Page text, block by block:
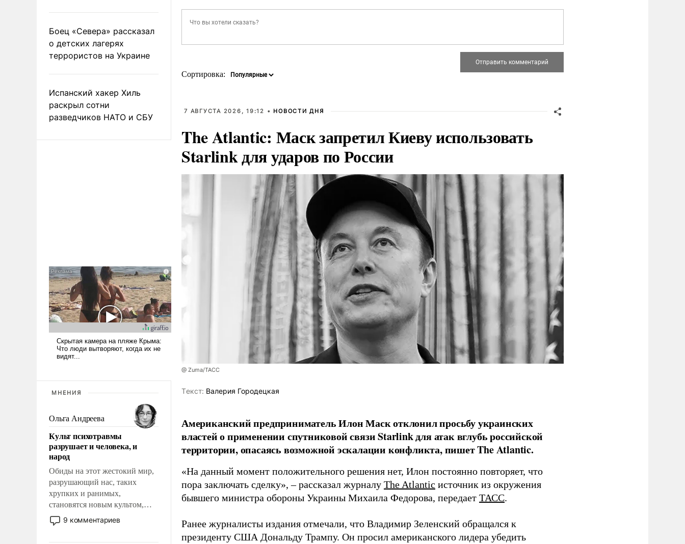
Боец «Севера» рассказал
о детских лагерях
террористов на Украине
Испанский хакер Хиль
раскрыл сотни
разведчиков НАТО и СБУ
МНЕНИЯ
Ольга Андреева
Культ психотравмы
разрушает и человека, и
народ
Обиды на этот жестокий мир,
разрушающий нас, таких
хрупких и ранимых,
становятся новым культом,
постепенно вытесняя и
отменяя традиционное
9 комментариев
Сортировка:
7 АВГУСТА 2026, 19:12 • НОВОСТИ ДНЯ
The Atlantic: Маск запретил Киеву использовать
Starlink для ударов по России
@ Zuma/ТАСС
Tекст: Валерия Городецкая
Американский предприниматель Илон Маск отклонил просьбу украинских
властей о применении спутниковой связи Starlink для атак вглубь российской
территории, опасаясь возможной эскалации конфликта, пишет The Atlantic.
«На данный момент положительного решения нет, Илон постоянно повторяет, что
пора заключать сделку», – рассказал журналу The Atlantic источник из окружения
бывшего министра обороны Украины Михаила Федорова, передает ТАСС.
Ранее журналисты издания отмечали, что Владимир Зеленский обращался к
президенту США Дональду Трампу. Он просил американского лидера убедить